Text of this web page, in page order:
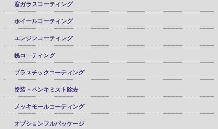
窓ガラスコーティング
ホイールコーティング
エンジンコーティング
幌コーティング
プラスチックコーティング
塗装・ペンキミスト除去
メッキモールコーティング
オプションフルパッケージ